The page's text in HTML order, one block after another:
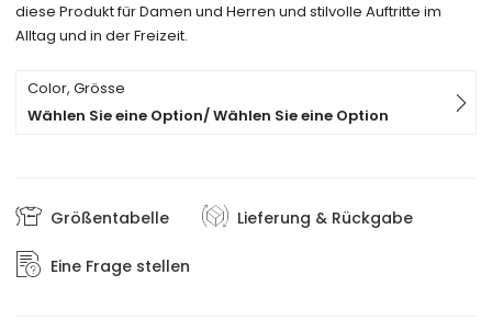
diese Produkt für Damen und Herren und stilvolle Auftritte im
Alltag und in der Freizeit.
Color, Grösse
Wählen Sie eine Option/ Wählen Sie eine Option
Größentabelle Lieferung & Rückgabe
Eine Frage stellen